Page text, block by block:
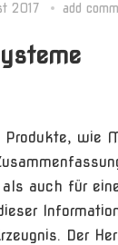
2017 add
wie
auch für
Der